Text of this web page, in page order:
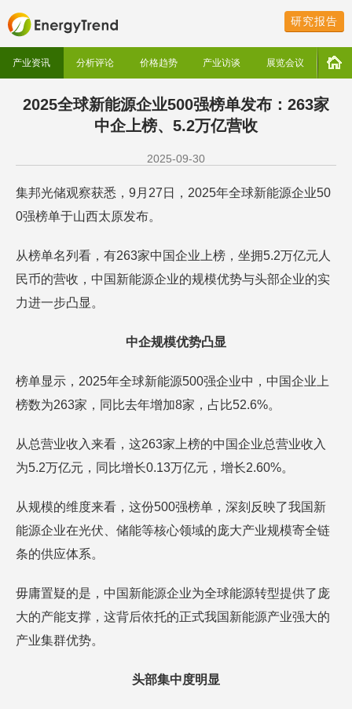
研究报告
产业资讯 分析评论 价格趋势 产业访谈 展览会议
2025全球新能源企业500强榜单发布：263家
中企上榜、5.2万亿营收
2025-09-30
集邦光储观察获悉，9月27日，2025年全球新能源企业50
0强榜单于山西太原发布。
从榜单名列看，有263家中国企业上榜，坐拥5.2万亿元人
民币的营收，中国新能源企业的规模优势与头部企业的实
力进一步凸显。
中企规模优势凸显
榜单显示，2025年全球新能源500强企业中，中国企业上
榜数为263家，同比去年增加8家，占比52.6%。
从总营业收入来看，这263家上榜的中国企业总营业收入
为5.2万亿元，同比增长0.13万亿元，增长2.60%。
从规模的维度来看，这份500强榜单，深刻反映了我国新
能源企业在光伏、储能等核心领域的庞大产业规模寄全链
条的供应体系。
毋庸置疑的是，中国新能源企业为全球能源转型提供了庞
大的产能支撑，这背后依托的正式我国新能源产业强大的
产业集群优势。
头部集中度明显